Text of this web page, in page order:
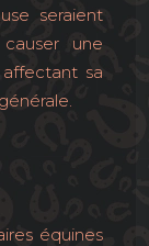
seraient
une
sa
équines